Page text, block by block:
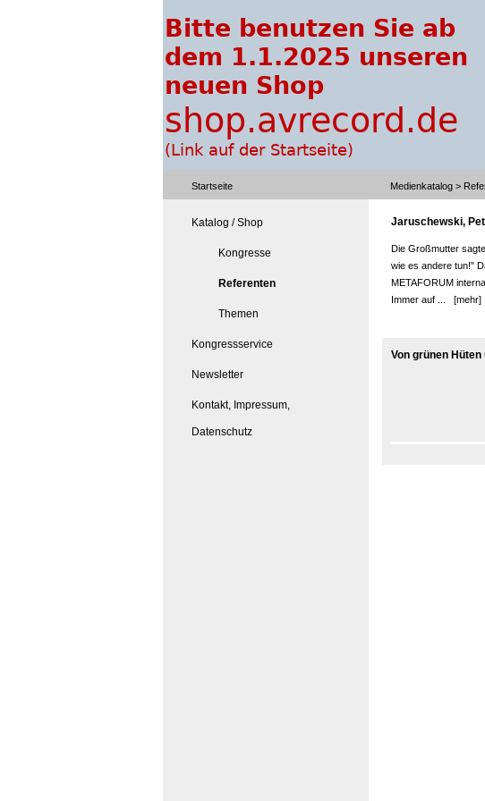
Startseite Medienkatalog >
Katalog / Shop
Kongresse
Referenten
Themen
Kongressservice
Newsletter
Kontakt, Impressum,
Datenschutz
Jaruschewski,
Die Großmutter
wie es andere tun!"
METAFORUM
Immer auf ... [mehr]
Von grünen